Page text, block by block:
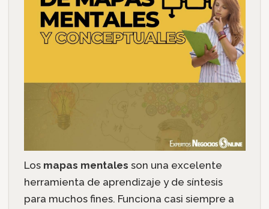
Los mapas mentales son una excelente
herramienta de aprendizaje y de síntesis
para muchos fines. Funciona casi siempre a